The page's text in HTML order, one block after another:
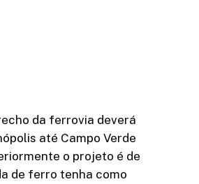
da ferrovia deverá
até Campo Verde
o projeto é de
de ferro tenha como